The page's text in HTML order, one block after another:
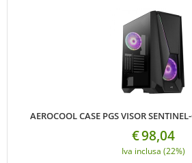
AEROCOOL CASE PGS VISOR
€98,04
Iva inclusa (22%)